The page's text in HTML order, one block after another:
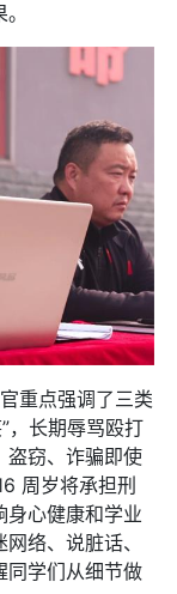
重点强调了三类
，长期辱骂殴打
盗窃、诈骗即使
周岁将承担刑
身心健康和学业
络、说脏话、
同学们从细节做